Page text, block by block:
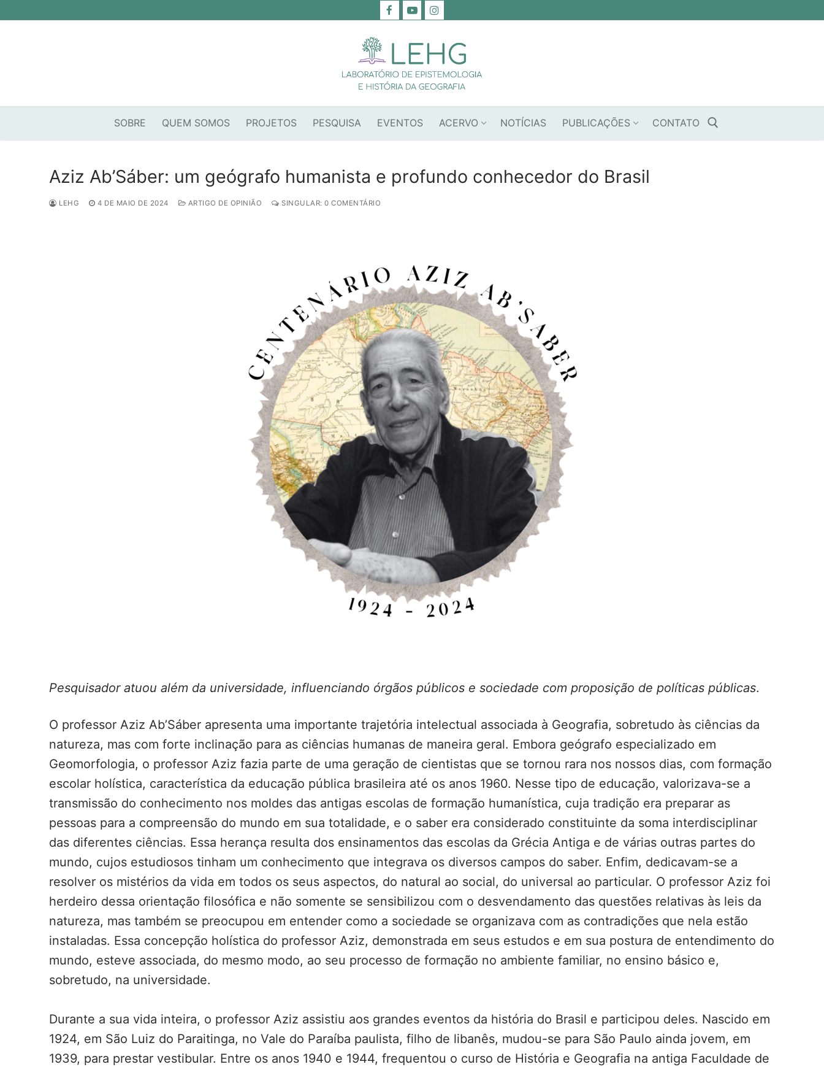
para
SOBRE QUEM SOMOS PROJETOS PESQUISA EVENTOS ACERVO NOTÍCIAS PUBLICAÇÕES CONTATO
Pesquisar por:
Aziz Ab’Sáber: um geógrafo humanista e profundo conhecedor do Brasil
LEHG 4 DE MAIO DE 2024 ARTIGO DE OPINIÃO SINGULAR: 0 COMENTÁRIO
Pesquisador atuou além da universidade, influenciando órgãos públicos e sociedade com proposição de políticas públicas.
O professor Aziz Ab’Sáber apresenta uma importante trajetória intelectual associada à Geografia, sobretudo às ciências da
natureza, mas com forte inclinação para as ciências humanas de maneira geral. Embora geógrafo especializado em
Geomorfologia, o professor Aziz fazia parte de uma geração de cientistas que se tornou rara nos nossos dias, com formação
escolar holística, característica da educação pública brasileira até os anos 1960. Nesse tipo de educação, valorizava-se a
transmissão do conhecimento nos moldes das antigas escolas de formação humanística, cuja tradição era preparar as
pessoas para a compreensão do mundo em sua totalidade, e o saber era considerado constituinte da soma interdisciplinar
das diferentes ciências. Essa herança resulta dos ensinamentos das escolas da Grécia Antiga e de várias outras partes do
mundo, cujos estudiosos tinham um conhecimento que integrava os diversos campos do saber. Enfim, dedicavam-se a
resolver os mistérios da vida em todos os seus aspectos, do natural ao social, do universal ao particular. O professor Aziz foi
herdeiro dessa orientação filosófica e não somente se sensibilizou com o desvendamento das questões relativas às leis da
natureza, mas também se preocupou em entender como a sociedade se organizava com as contradições que nela estão
instaladas. Essa concepção holística do professor Aziz, demonstrada em seus estudos e em sua postura de entendimento do
mundo, esteve associada, do mesmo modo, ao seu processo de formação no ambiente familiar, no ensino básico e,
sobretudo, na universidade.
Durante a sua vida inteira, o professor Aziz assistiu aos grandes eventos da história do Brasil e participou deles. Nascido em
1924, em São Luiz do Paraitinga, no Vale do Paraíba paulista, filho de libanês, mudou-se para São Paulo ainda jovem, em
1939, para prestar vestibular. Entre os anos 1940 e 1944, frequentou o curso de História e Geografia na antiga Faculdade de